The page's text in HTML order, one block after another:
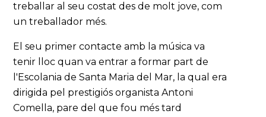
treballar al seu costat des de molt jove, com
un treballador més.
El seu primer contacte amb la música va
tenir lloc quan va entrar a formar part de
l'Escolania de Santa Maria del Mar, la qual era
dirigida pel prestigiós organista Antoni
Comella, pare del que fou més tard